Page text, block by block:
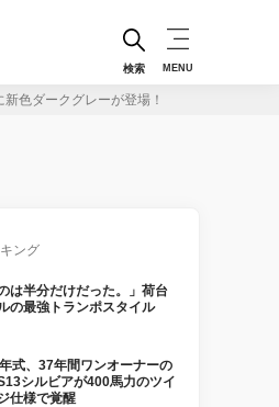
検索 MENU
色ダークグレーが登場！
ング
は半分だけだった。」荷台
の最強トランポスタイル
年式、37年間ワンオーナーの
シルビアが400馬力のツイ
仕様で覚醒